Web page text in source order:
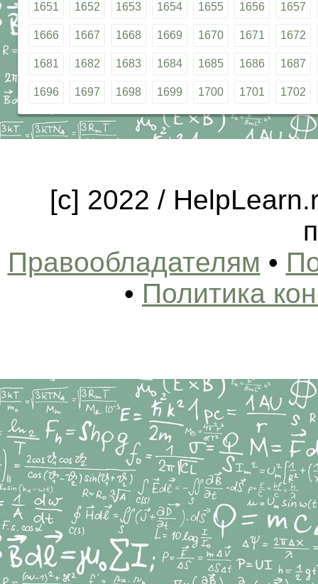
1651 1652 1653 1654 1655 1656 1657
1666 1667 1668 1669 1670 1671 1672
1681 1682 1683 1684 1685 1686 1687
1696 1697 1698 1699 1700 1701 1702
[c] 2022 /
Правообладателям •
• Политика